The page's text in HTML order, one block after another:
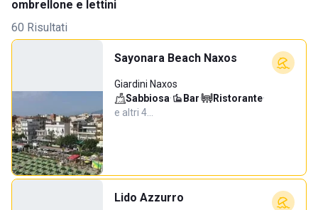
ombrellone e lettini
60 Risultati
Sayonara Beach Naxos
Giardini Naxos
Sabbiosa· Bar· Ristorante·
e altri 4…
Lido Azzurro